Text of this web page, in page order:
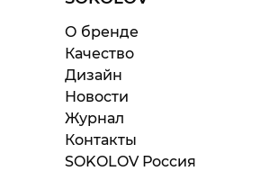
О бренде
Качество
Дизайн
Новости
Журнал
Контакты
SOKOLOV Россия